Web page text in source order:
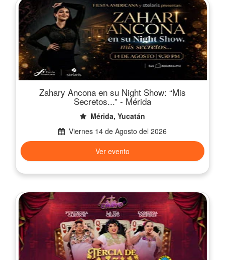
Zahary Ancona en su Night Show: “Mis
Secretos...” - Mérida
Mérida, Yucatán
Viernes 14 de Agosto del 2026
Ver evento